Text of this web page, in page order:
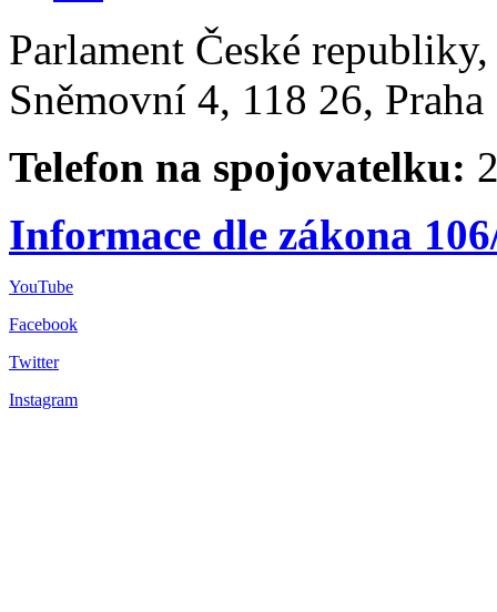
Parlament České
Sněmovní 4, 118 26,
Telefon na spojovatelku:
Informace dle zákona
YouTube
Facebook
Twitter
Instagram